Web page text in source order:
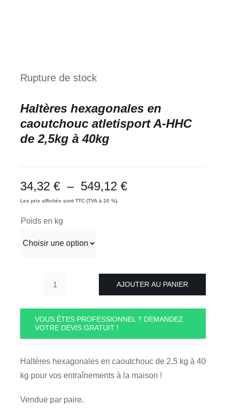
Rupture de stock
Haltères hexagonales en
caoutchouc atletisport A-HHC
de 2,5kg à 40kg
34,32 € – 549,12 €Plage
Les prix affichés sont TTC (TVA à 20 %).
Poids en kg
quantité
Haltères
hexagonales
AJOUTER AU PANIER
VOUS ÊTES PROFESSIONNEL ? DEMANDEZ
VOTRE DEVIS GRATUIT !
Haltères hexagonales en caoutchouc de 2,5 kg à 40
kg pour vos entraînements à la maison !
Vendue par paire.